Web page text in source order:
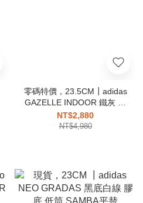
零碼特價，23.5CM┃adidas
GAZELLE INDOOR 鐵灰 大
象灰
NT$2,880
NT$4,980